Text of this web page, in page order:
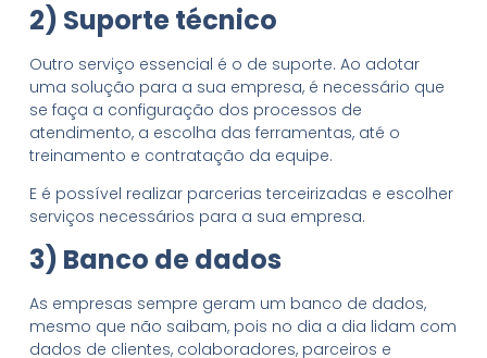
2) Suporte técnico
Outro serviço essencial é o de suporte. Ao adotar
uma solução para a sua empresa, é necessário que
se faça a configuração dos processos de
atendimento, a escolha das ferramentas, até o
treinamento e contratação da equipe.
E é possível realizar parcerias terceirizadas e escolher
serviços necessários para a sua empresa.
3) Banco de dados
As empresas sempre geram um banco de dados,
mesmo que não saibam, pois no dia a dia lidam com
dados de clientes, colaboradores, parceiros e